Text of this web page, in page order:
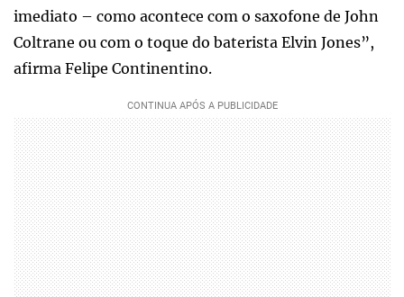
imediato – como acontece com o saxofone de John
Coltrane ou com o toque do baterista Elvin Jones”,
afirma Felipe Continentino.